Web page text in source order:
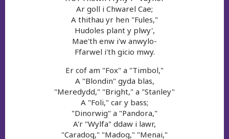
Ar goll i Chwarel Cae;
A thithau yr hen "Fules,"
Hudoles plant y plwy',
Mae'th enw i'w anwylo-
Ffarwel i'th gicio mwy.
Er cof am "Fox" a "Timbol,"
A "Blondin" gyda blas,
"Meredydd," "Bright," a "Stanley"
A "Foli," car y bass;
"Dinorwig" a "Pandora,"
A'r "Wylfa" ddaw i lawr,
"Caradog," "Madog," "Menai,"